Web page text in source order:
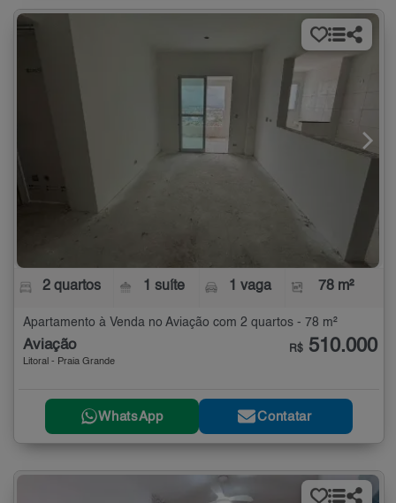
2 quartos 1 suíte 1 vaga 78 m²
Apartamento à Venda no Aviação com 2 quartos - 78 m²
Aviação
Litoral - Praia Grande
R$ 510.000
WhatsApp Contatar